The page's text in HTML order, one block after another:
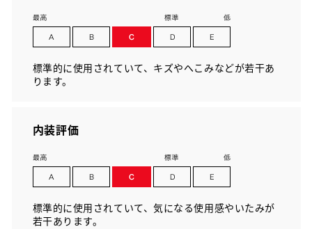
標準的に使用されていて、キズやへこみなどが若干あ
ります。
内装評価
標準的に使用されていて、気になる使用感やいたみが
若干あります。